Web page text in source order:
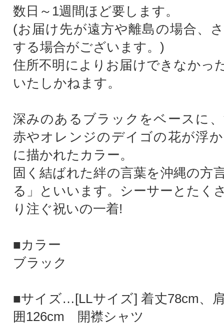
数日～1週間ほど要します。
(お届け先が遠方や離島の場合、
する場合がございます。)
住所不明によりお届けできなかっ
いたしかねます。
深みのあるブラックをベースに
赤やオレンジのデイゴの花が浮
に描かれたカラー。
固く結ばれた絆の言葉を沖縄の方
る」といいます。シーサーとたく
り注ぐ祝いの一着!
■カラー
ブラック
■サイズ…[LLサイズ] 着丈78cm、
囲126cm 開襟シャツ